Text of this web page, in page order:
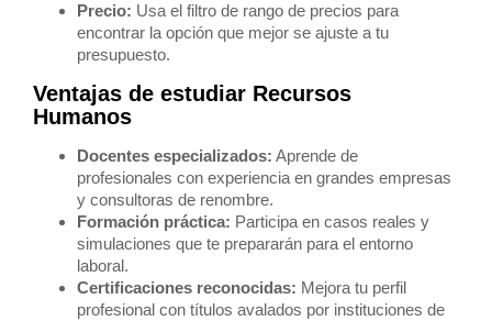
Precio: Usa el filtro de rango de precios para
encontrar la opción que mejor se ajuste a tu
presupuesto.
Ventajas de estudiar Recursos
Humanos
Docentes especializados: Aprende de
profesionales con experiencia en grandes empresas
y consultoras de renombre.
Formación práctica: Participa en casos reales y
simulaciones que te prepararán para el entorno
laboral.
Certificaciones reconocidas: Mejora tu perfil
profesional con títulos avalados por instituciones de